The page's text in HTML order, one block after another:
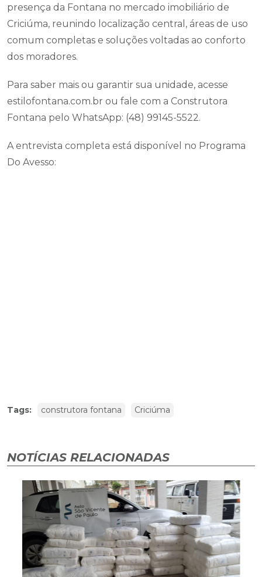
presença da Fontana no mercado imobiliário de
Criciúma, reunindo localização central, áreas de uso
comum completas e soluções voltadas ao conforto
dos moradores.
Para saber mais ou garantir sua unidade, acesse
estilofontana.com.br ou fale com a Construtora
Fontana pelo WhatsApp: (48) 99145-5522.
A entrevista completa está disponível no Programa
Do Avesso:
Tags: construtora fontana Criciúma
NOTÍCIAS RELACIONADAS